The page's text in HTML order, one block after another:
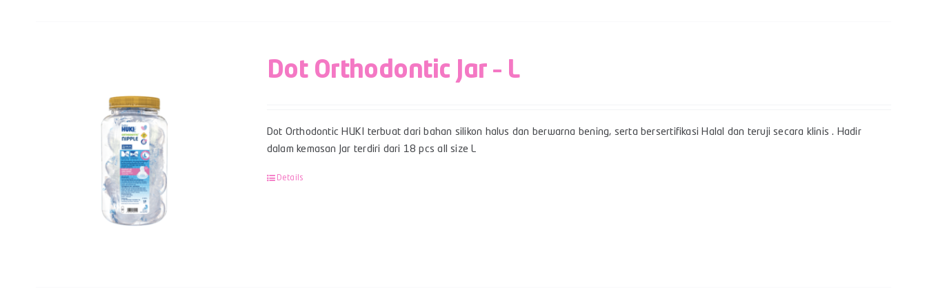
Dot Orthodontic Jar – L
Dot Orthodontic HUKI terbuat dari bahan silikon halus dan berwarna bening, serta bersertifikasi Halal dan teruji secara klinis . Hadir
dalam kemasan Jar terdiri dari 18 pcs all size L
Details